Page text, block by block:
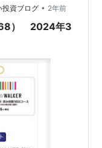
！ かがくの ちか
投資ブログ • 2年前
） 2024年3